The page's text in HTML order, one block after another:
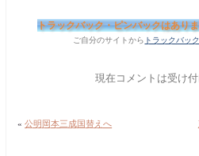
トラックバック・ピンバックはあり
ご自分のサイトから トラックバック
現在コメントは受け付
«公明岡本三成国替えへ